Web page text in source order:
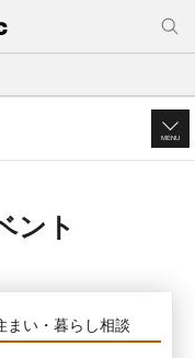
MENU
ント
まい・暮らし相談